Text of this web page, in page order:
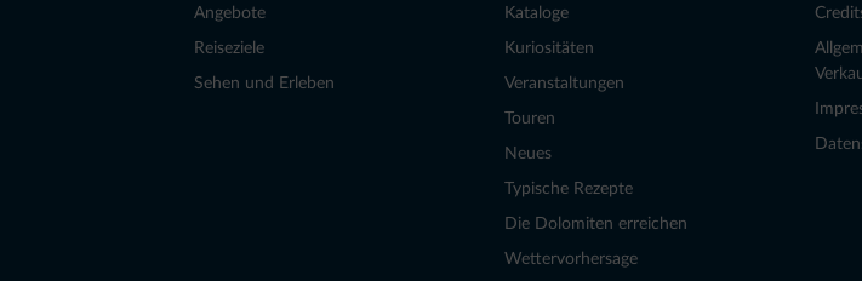
Angebote
Reiseziele
Sehen und Erleben
Kataloge
Kuriositäten
Veranstaltungen
Touren
Neues
Typische Rezepte
Die Dolomiten erreichen
Wettervorhersage